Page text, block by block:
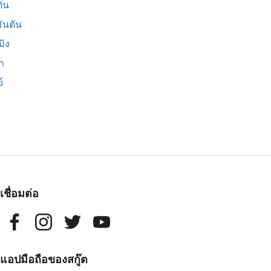
น
นตัน
ง
เชื่อมต่อ
แอปมือถือของสกู๊ต